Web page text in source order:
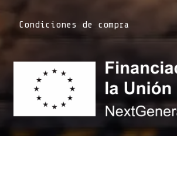
Condiciones de compra